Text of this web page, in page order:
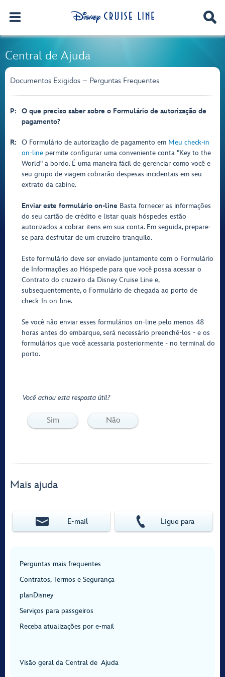
Central de Ajuda
Documentos Exigidos – Perguntas Frequentes
P:
O que preciso saber sobre o Formulário de autorização de
pagamento?
R: O Formulário de autorização de pagamento em Meu check-in
on-line permite configurar uma conveniente conta "Key to the
World" a bordo. É uma maneira fácil de gerenciar como você e
seu grupo de viagem cobrarão despesas incidentais em seu
extrato da cabine.
Enviar este formulário on-line Basta fornecer as informações
do seu cartão de crédito e listar quais hóspedes estão
autorizados a cobrar itens em sua conta. Em seguida, prepare-
se para desfrutar de um cruzeiro tranquilo.
Este formulário deve ser enviado juntamente com o Formulário
de Informações ao Hóspede para que você possa acessar o
Contrato do cruzeiro da Disney Cruise Line e,
subsequentemente, o Formulário de chegada ao porto de
check-In on-line.
Se você não enviar esses formulários on-line pelo menos 48
horas antes do embarque, será necessário preenchê-los - e os
formulários que você acessaria posteriormente - no terminal do
porto.
Você achou esta resposta útil?
Sim Não
Mais ajuda
E‑mail Ligue para
Perguntas mais frequentes
Contratos, Termos e Segurança
planDisney
Serviços para passgeiros
Receba atualizações por e-mail
Visão geral da Central de Ajuda